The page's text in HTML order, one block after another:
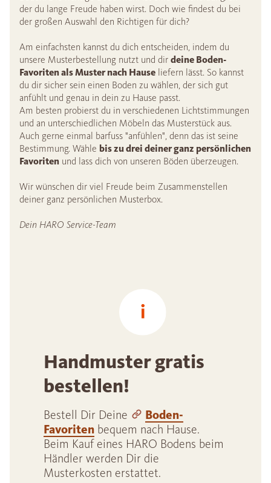
der du lange Freude haben wirst. Doch wie findest du bei
der großen Auswahl den Richtigen für dich?
Am einfachsten kannst du dich entscheiden, indem du
unsere Musterbestellung nutzt und dir deine Boden-
Favoriten als Muster nach Hause liefern lässt. So kannst
du dir sicher sein einen Boden zu wählen, der sich gut
anfühlt und genau in dein zu Hause passt.
Am besten probierst du in verschiedenen Lichtstimmungen
und an unterschiedlichen Möbeln das Musterstück aus.
Auch gerne einmal barfuss "anfühlen", denn das ist seine
Bestimmung. Wähle bis zu drei deiner ganz persönlichen
Favoriten und lass dich von unseren Böden überzeugen.
Wir wünschen dir viel Freude beim Zusammenstellen
deiner ganz persönlichen Musterbox.
Dein HARO Service-Team
Handmuster gratis
bestellen!
Bestell Dir Deine
Boden-
Favoriten bequem nach Hause.
Beim Kauf eines HARO Bodens beim
Händler werden Dir die
Musterkosten erstattet.